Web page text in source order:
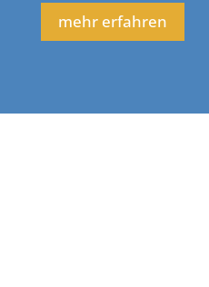
mehr erfahren